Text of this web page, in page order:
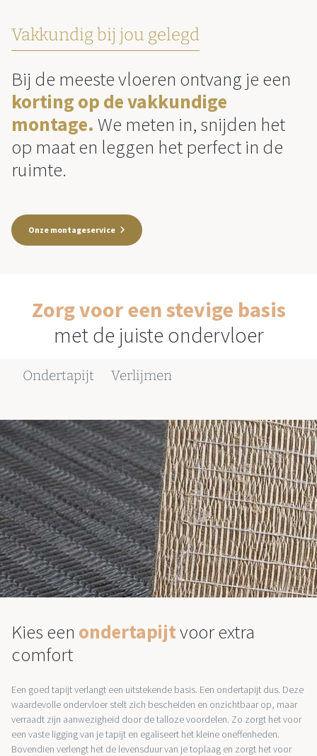
Vakkundig bij jou gelegd
Bij de meeste vloeren ontvang je een
korting op de vakkundige
montage. We meten in, snijden het
op maat en leggen het perfect in de
ruimte.
Onze montageservice
Zorg voor een stevige basis
met de juiste ondervloer
Ondertapijt Verlijmen
Kies een ondertapijtvoor extra
comfort
Een goed tapijt verlangt een uitstekende basis. Een ondertapijt dus. Deze
waardevolle ondervloer stelt zich bescheiden en onzichtbaar op, maar
verraadt zijn aanwezigheid door de talloze voordelen. Zo zorgt het voor
een vaste ligging van je tapijt en egaliseert het kleine oneffenheden.
Bovendien verlengt het de levensduur van je toplaag en zorgt het voor